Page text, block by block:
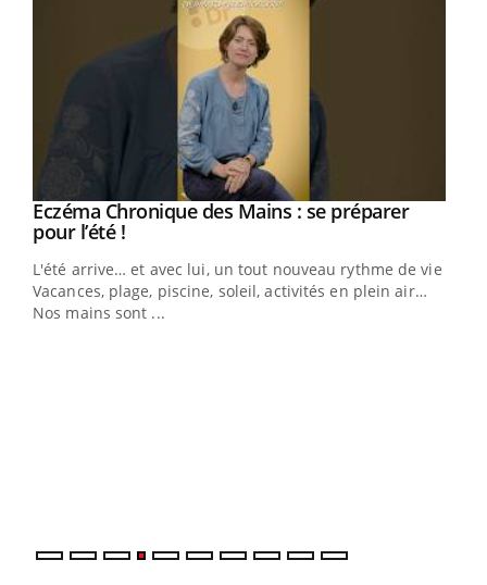
Youtube
Eczéma Chronique des Mains : se préparer
pour l’été !Youtube
L'été arrive… et avec lui, un tout nouveau rythme de vie !
Vacances, plage, piscine, soleil, activités en plein air…
Nos mains sont ...